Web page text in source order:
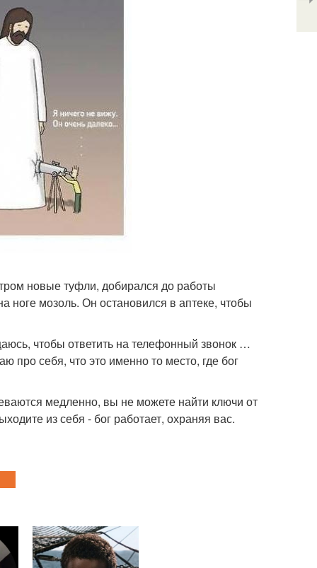
новые туфли, добирался до работы
ноге мозоль. Он остановился в аптеке, чтобы
чтобы ответить на телефонный звонок …
про себя, что это именно то место, где бог
медленно, вы не можете найти ключи от
из себя - бог работает, охраняя вас.